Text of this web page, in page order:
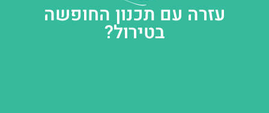
עזרה עם תכנון החופשה
בטירול?